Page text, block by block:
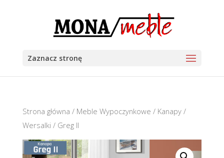
Zaznacz stronę
Strona główna / Meble Wypoczynkowe / Kanapy /
Wersalki / Greg II